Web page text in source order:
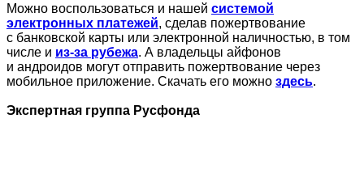
Можно воспользоваться и нашей системой
электронных платежей, сделав пожертвование
с банковской карты или электронной наличностью, в том
числе и из-за рубежа. А владельцы айфонов
и андроидов могут отправить пожертвование через
мобильное приложение. Скачать его можно здесь.
Экспертная группа Русфонда